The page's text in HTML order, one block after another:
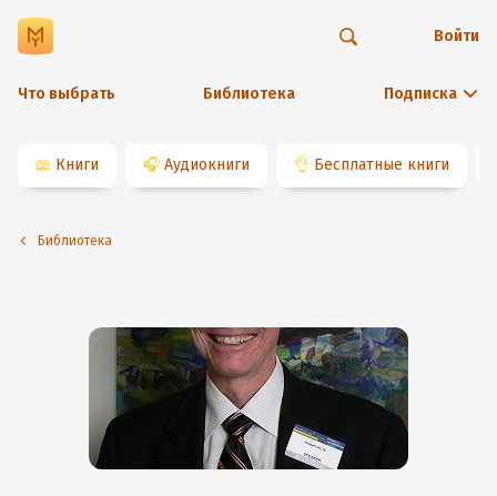
Что выбрать Библиотека Подписка
Войти
📖 Книги 🎧 Аудиокниги 👌 Бесплатные книги
Библиотека